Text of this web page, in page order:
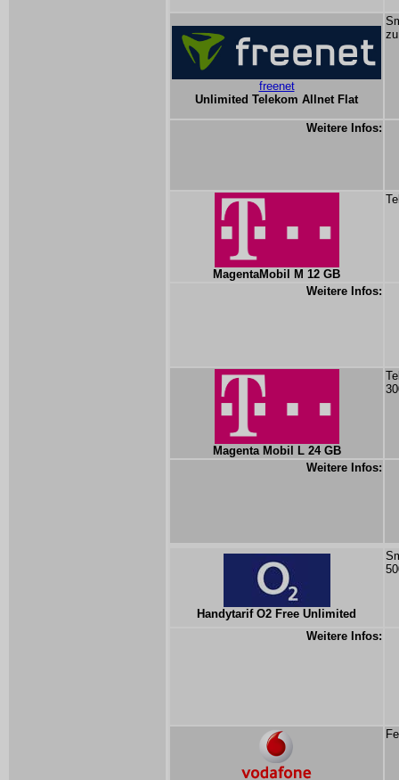
freenet
Unlimited Telekom Allnet Flat
Weitere Infos:
MagentaMobil M 12 GB
Weitere Infos:
Magenta Mobil L 24 GB
Weitere Infos:
Handytarif O2 Free Unlimited
Weitere Infos: